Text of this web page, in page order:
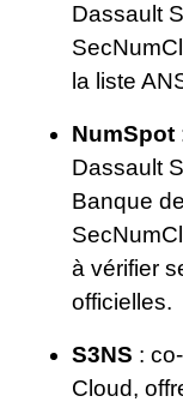
Dassault
la liste
NumSpot
Dassault
Banque
à vérifier
officielles.
S3NS :
Cloud,